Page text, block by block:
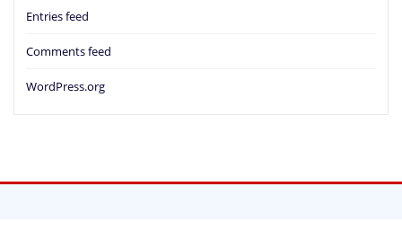
Entries feed
Comments feed
WordPress.org